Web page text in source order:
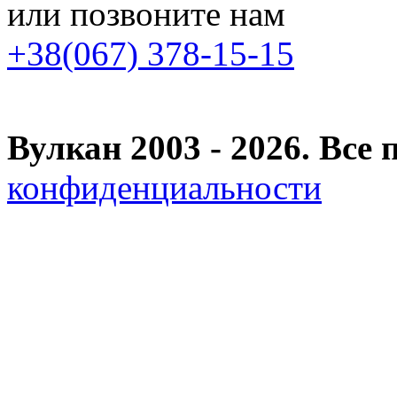
или позвоните нам
+38(067) 378-15-15
Вулкан 2003 - 2026.
конфиденциальности